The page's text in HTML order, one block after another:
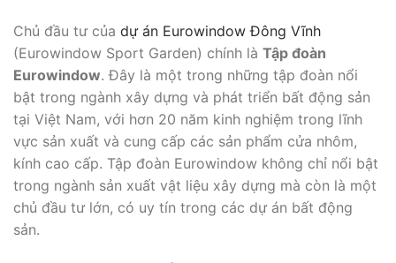
Chủ đầu tư của dự án Eurowindow Đông Vĩnh
(Eurowindow Sport Garden) chính là Tập đoàn
Eurowindow. Đây là một trong những tập đoàn nổi
bật trong ngành xây dựng và phát triển bất động sản
tại Việt Nam, với hơn 20 năm kinh nghiệm trong lĩnh
vực sản xuất và cung cấp các sản phẩm cửa nhôm,
kính cao cấp. Tập đoàn Eurowindow không chỉ nổi bật
trong ngành sản xuất vật liệu xây dựng mà còn là một
chủ đầu tư lớn, có uy tín trong các dự án bất động
sản.